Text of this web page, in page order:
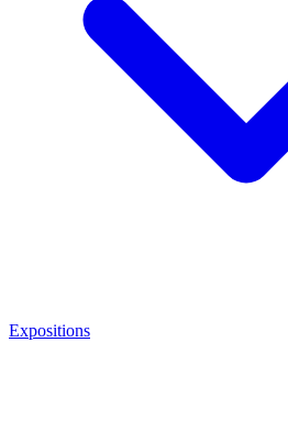
Expositions